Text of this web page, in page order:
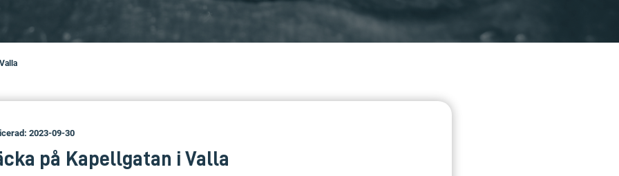
2023-09-30
på Kapellgatan i Valla